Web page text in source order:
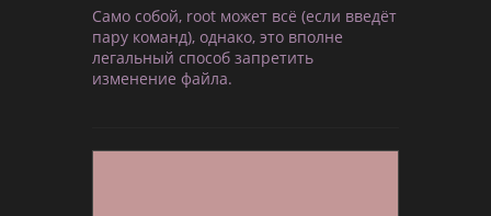
Само собой, root может всё (если введёт
пару команд), однако, это вполне
легальный способ запретить
изменение файла.